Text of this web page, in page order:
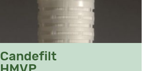
Candefilt